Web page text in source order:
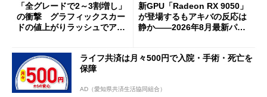
「全グレードで2～3割増し」
の衝撃 グラフィックスカー
ドの値上がりラッシュでアキ
新GPU「Radeon RX 9050」
が登場するもアキバの反応は
静か――2026年8月最新パー
ライフ共済は月々500円で入院・手術・死亡を
保障
AD（愛知県共済生活協同組合）